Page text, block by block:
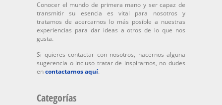
Conocer el mundo de primera mano y ser capaz de
transmitir su esencia es vital para nosotros y
tratamos de acercarnos lo más posible a nuestras
experiencias para dar ideas a otros de lo que nos
gusta.
Si quieres contactar con nosotros, hacernos alguna
sugerencia o incluso tratar de inspirarnos, no dudes
encontactarnos aquí.
Categorías